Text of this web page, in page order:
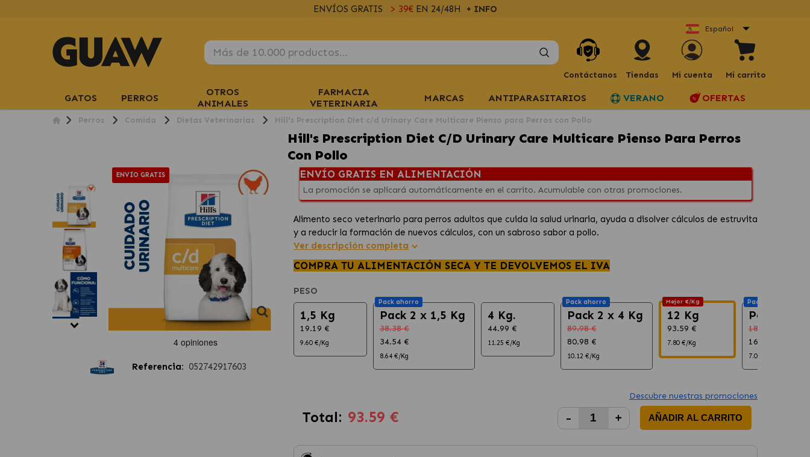
ENVÍOS GRATIS > 39€EN 24/48H + INFO
Español
Contáctanos Tiendas Mi cuenta Mi carrito
GATOS PERROS
OTROS
ANIMALES
FARMACIA
VETERINARIA
MARCAS ANTIPARASITARIOS VERANO OFERTAS
Perros Comida Dietas Veterinarias Hill's Prescription Diet c/d Urinary Care Multicare Pienso para Perros con Pollo
Hill's Prescription Diet C/d Urinary Care Multicare Pienso Para Perros
Con Pollo
ENVÍO GRATIS
Referencia: 052742917603
ENVÍO GRATIS EN ALIMENTACIÓN
La promoción se aplicará automáticamente en el carrito. Acumulable con otras promociones.
Alimento seco veterinario para perros adultos que cuida la salud urinaria, ayuda a disolver cálculos de estruvita
y a reducir la formación de nuevos cálculos, con un sabroso sabor a pollo.
Ver descripción completa
COMPRA TU ALIMENTACIÓN SECA Y TE DEVOLVEMOS EL IVA
PESO
1,5 Kg
19.19 €
9.60 €/Kg
Pack ahorro
Pack 2 x 1,5 Kg
38.38 €
34.54 €
8.64 €/Kg
4 Kg.
44.99 €
11.25 €/Kg
Pack ahorro
Pack 2 x 4 Kg
89.98 €
80.98 €
10.12 €/Kg
Mejor €/Kg
12 Kg
93.59 €
7.80 €/Kg
Pack ahorro
Pack 2 x
187.18 €
168.46 €
7.02 €/Kg
Descubre nuestras promociones
Total: 93.59 € - + AÑADIR AL CARRITO